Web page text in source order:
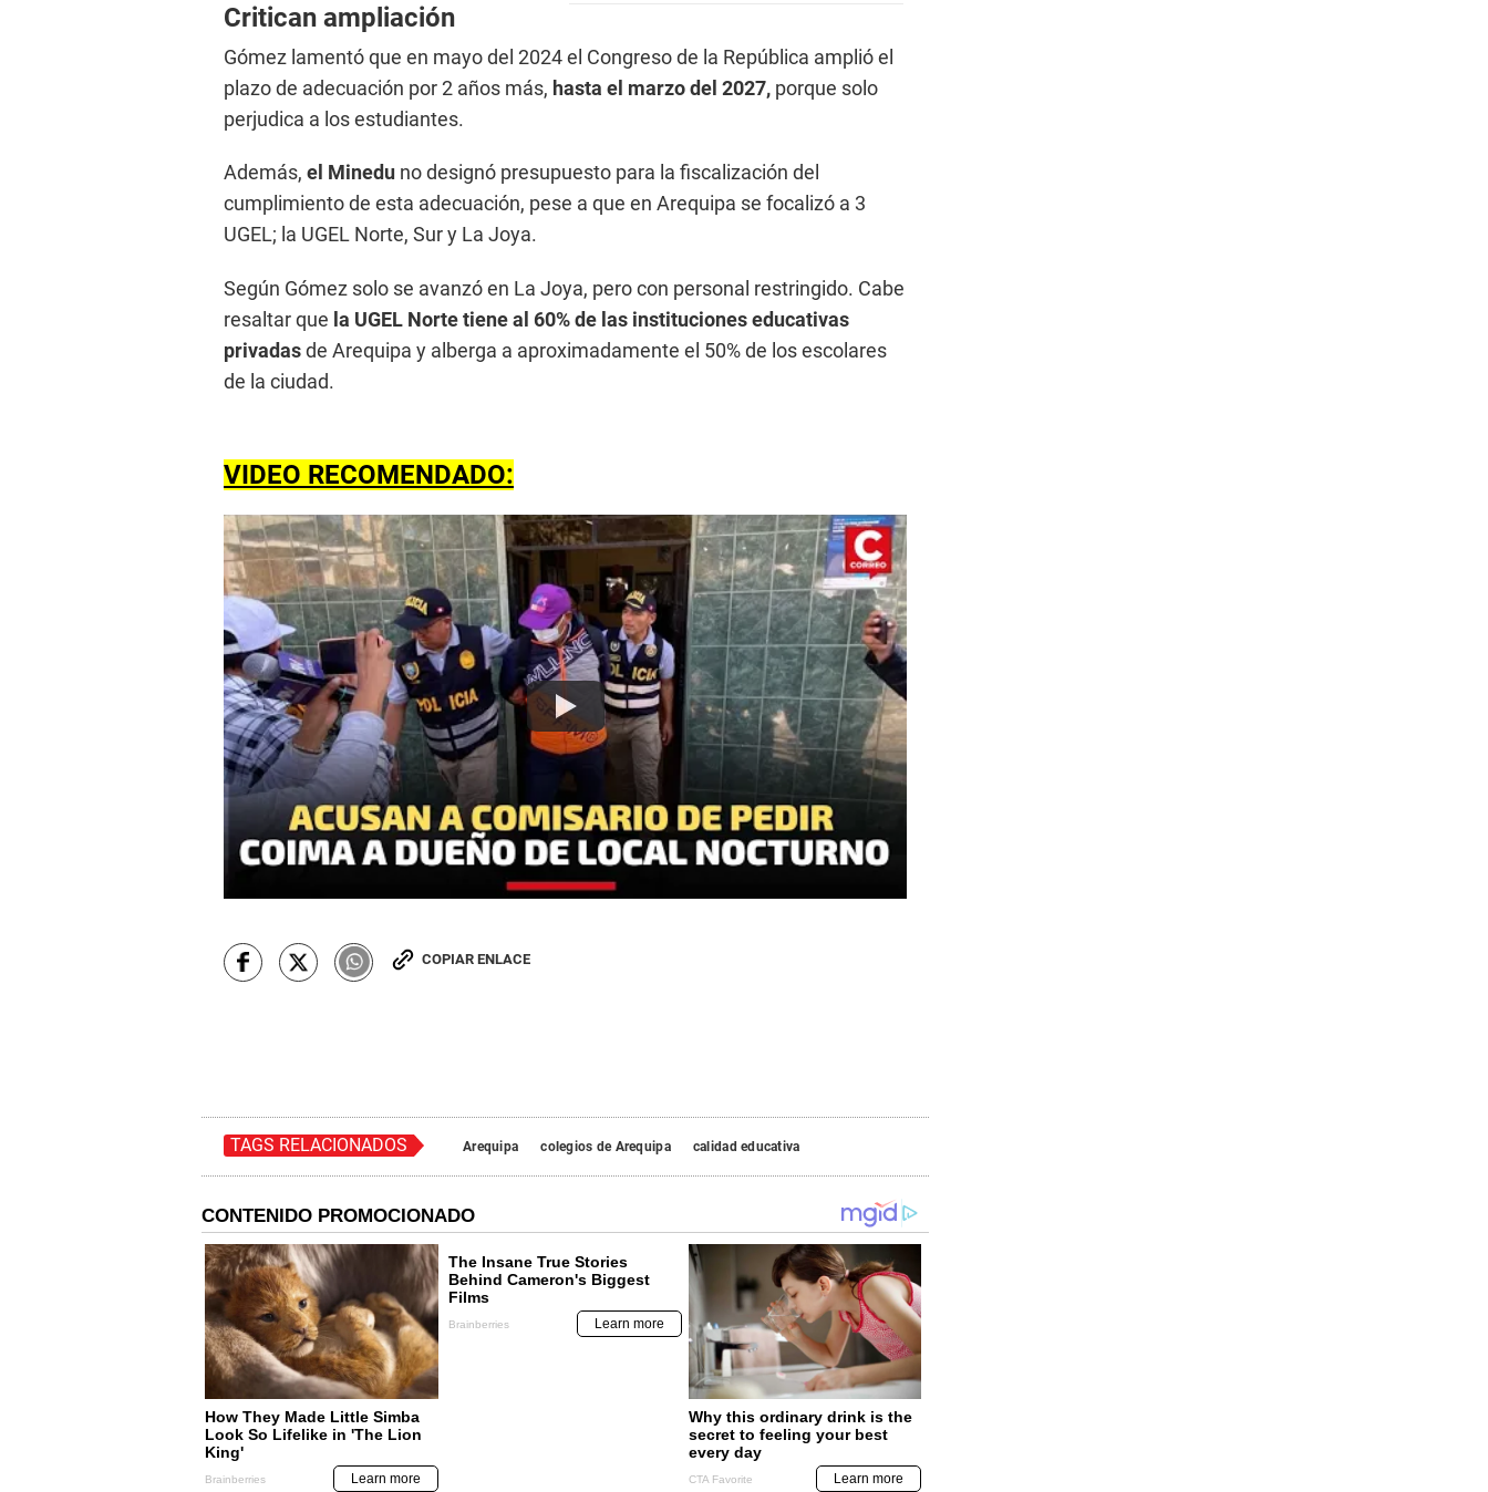
Critican ampliación
Gómez lamentó que en mayo del 2024 el Congreso de la República amplió el
plazo de adecuación por 2 años más, hasta el marzo del 2027, porque solo
perjudica a los estudiantes.
Además, el Minedu no designó presupuesto para la fiscalización del
cumplimiento de esta adecuación, pese a que en Arequipa se focalizó a 3
UGEL; la UGEL Norte, Sur y La Joya.
Según Gómez solo se avanzó en La Joya, pero con personal restringido. Cabe
resaltar que la UGEL Norte tiene al 60% de las instituciones educativas
privadasde Arequipa y alberga a aproximadamente el 50% de los escolares
de la ciudad.
VIDEO RECOMENDADO:
COPIAR ENLACE
TAGS RELACIONADOS Arequipa colegios de Arequipa calidad educativa